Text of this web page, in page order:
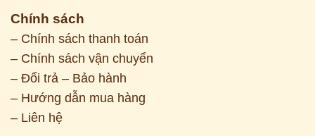
Chính sách
– Chính sách thanh toán
– Chính sách vận chuyển
– Đổi trả – Bảo hành
– Hướng dẫn mua hàng
– Liên hệ